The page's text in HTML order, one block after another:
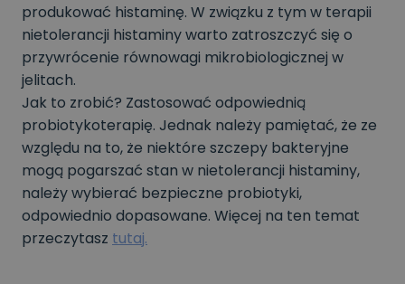
produkować histaminę. W związku z tym w terapii
nietolerancji histaminy warto zatroszczyć się o
przywrócenie równowagi mikrobiologicznej w
jelitach.
Jak to zrobić? Zastosować odpowiednią
probiotykoterapię. Jednak należy pamiętać, że ze
względu na to, że niektóre szczepy bakteryjne
mogą pogarszać stan w nietolerancji histaminy,
należy wybierać bezpieczne probiotyki,
odpowiednio dopasowane. Więcej na ten temat
przeczytasz tutaj.